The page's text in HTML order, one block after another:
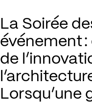
La Soirée
événement
de
Lorsqu’une